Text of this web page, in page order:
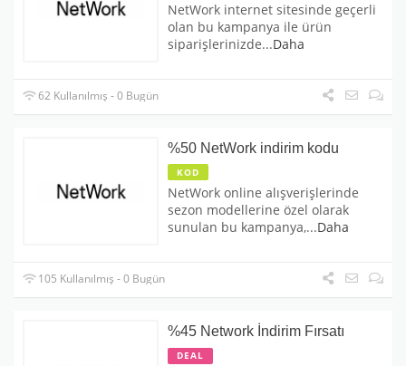
NetWork internet sitesinde geçerli
olan bu kampanya ile ürün
siparişlerinizde...Daha
62 Kullanılmış - 0 Bugün
%50 NetWork indirim kodu
KOD
NetWork online alışverişlerinde
sezon modellerine özel olarak
sunulan bu kampanya,...Daha
105 Kullanılmış - 0 Bugün
%45 Network İndirim Fırsatı
DEAL